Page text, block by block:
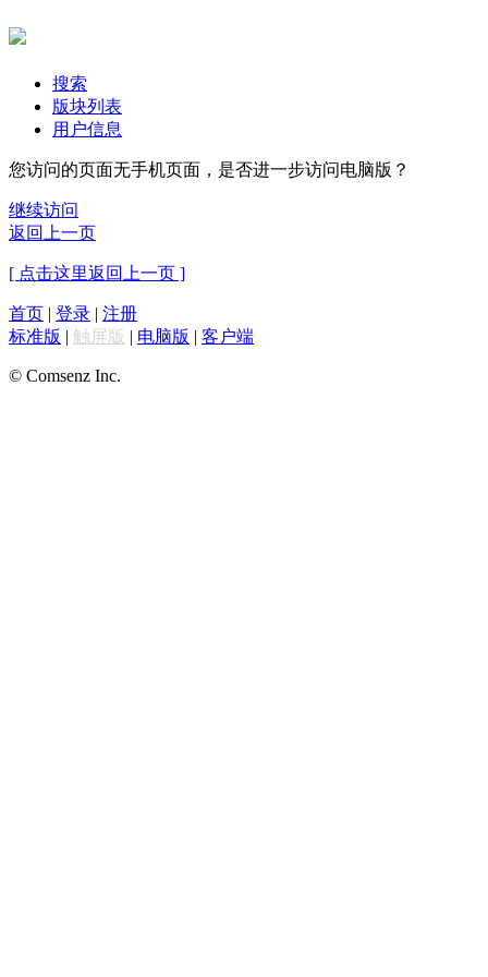
搜索
版块列表
用户信息
您访问的页面无手机页面，是否进一步访问电脑版？
继续访问
返回上一页
[ 点击这里返回上一页 ]
首页 | 登录 | 注册
标准版 | 触屏版 | 电脑版 | 客户端
© Comsenz Inc.